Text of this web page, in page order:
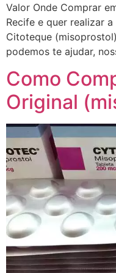
Valor Onde Comprar
Recife e quer realizar
Citoteque
podemos te ajudar,
Como
Original